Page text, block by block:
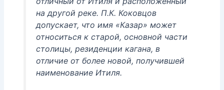
на другой реке. П.К. Коковцов
допускает, что имя «Казар» может
относиться к старой, основной части
столицы, резиденции кагана, в
отличие от более новой, получившей
наименование Итиля.